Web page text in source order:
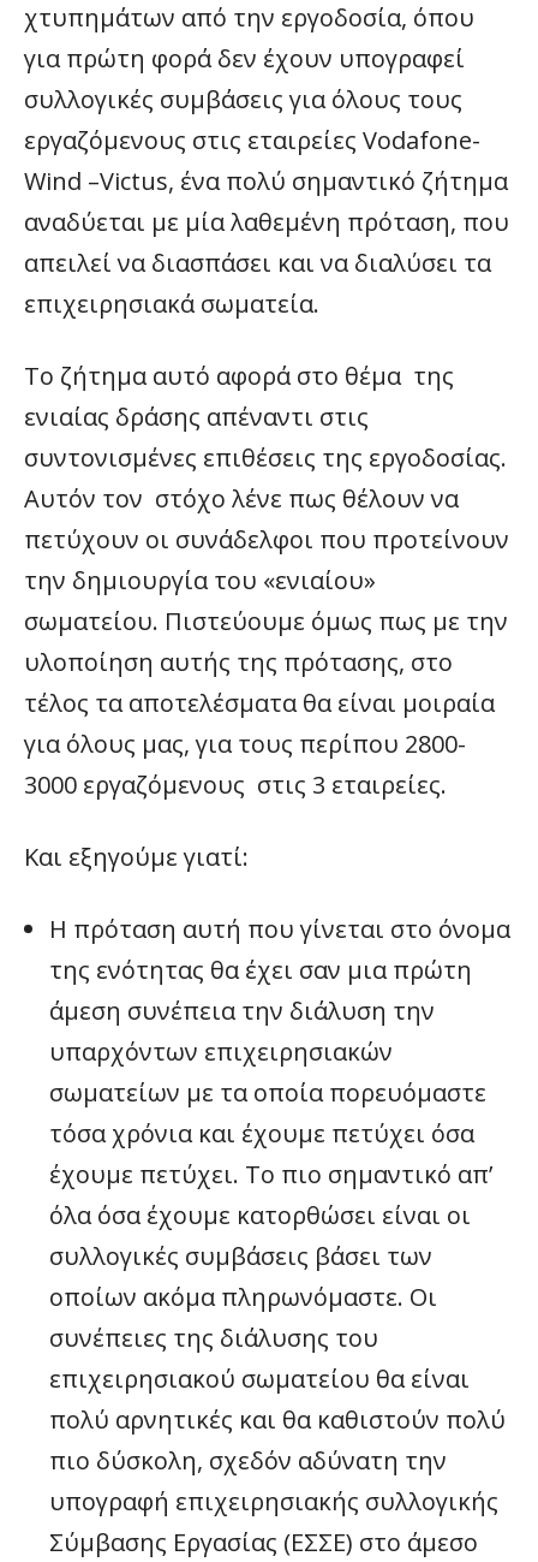
χτυπημάτων από την εργοδοσία, όπου
για πρώτη φορά δεν έχουν υπογραφεί
συλλογικές συμβάσεις για όλους τους
εργαζόμενους στις εταιρείες Vodafone-
Wind –Victus, ένα πολύ σημαντικό ζήτημα
αναδύεται με μία λαθεμένη πρόταση, που
απειλεί να διασπάσει και να διαλύσει τα
επιχειρησιακά σωματεία.
Το ζήτημα αυτό αφορά στο θέμα της
ενιαίας δράσης απέναντι στις
συντονισμένες επιθέσεις της εργοδοσίας.
Αυτόν τον στόχο λένε πως θέλουν να
πετύχουν οι συνάδελφοι που προτείνουν
την δημιουργία του «ενιαίου»
σωματείου. Πιστεύουμε όμως πως με την
υλοποίηση αυτής της πρότασης, στο
τέλος τα αποτελέσματα θα είναι μοιραία
για όλους μας, για τους περίπου 2800-
3000 εργαζόμενους στις 3 εταιρείες.
Και εξηγούμε γιατί:
Η πρόταση αυτή που γίνεται στο όνομα
της ενότητας θα έχει σαν μια πρώτη
άμεση συνέπεια την διάλυση την
υπαρχόντων επιχειρησιακών
σωματείων με τα οποία πορευόμαστε
τόσα χρόνια και έχουμε πετύχει όσα
έχουμε πετύχει. Το πιο σημαντικό απ’
όλα όσα έχουμε κατορθώσει είναι οι
συλλογικές συμβάσεις βάσει των
οποίων ακόμα πληρωνόμαστε. Οι
συνέπειες της διάλυσης του
επιχειρησιακού σωματείου θα είναι
πολύ αρνητικές και θα καθιστούν πολύ
πιο δύσκολη, σχεδόν αδύνατη την
υπογραφή επιχειρησιακής συλλογικής
Σύμβασης Εργασίας (ΕΣΣΕ) στο άμεσο